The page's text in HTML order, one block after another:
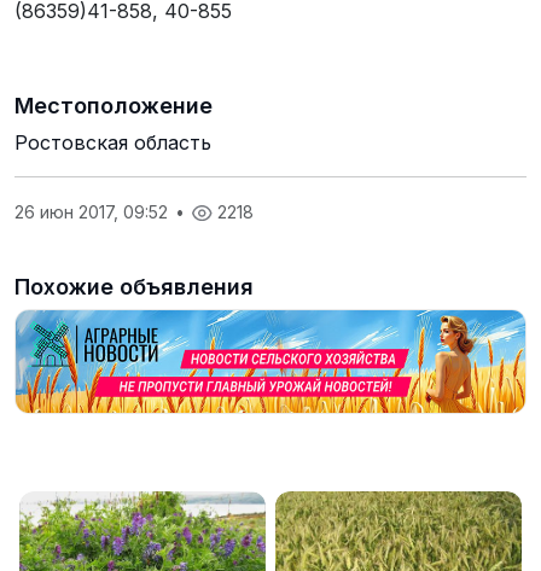
(86359)41-858, 40-855
Местоположение
Ростовская область
26 июн 2017, 09:52 • 2218
Похожие объявления